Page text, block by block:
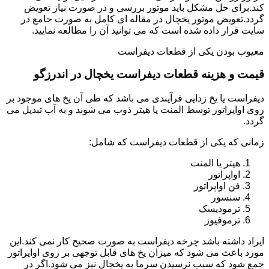
کند.برای حل مشکل باید موتور بررسی و در صورت نیاز تعویض
گردد.تعویض موتور یخچال در مقاله ای کامل به صورت جامع در
سایت قرار داده شده است که می توانید آن را مطالعه نمایید.
معیوب بودن یکی از قطعات دیفراست
قیمت و هزینه قطعات دیفراست یخچال در اندرزگو
دیفراست یا یخ زدایی فرآیندی می باشد که طی آن یخ های موجود بر
روی اواپراتور توسط المنت یا هیتر ذوب می شوند و به آب تبدیل می
گردد.
زمانی که یکی از قطعات دیفراست که شامل:
هیتر یا المنت
اواپراتور
فن اواپراتور
سنسور
ترمودیسک
ترموفیوز
ایراد داشته باشد چرخه دیفراست به صورت صحیح کار نمی کند.این
مورد باعث می شود که میزان یخ های قابل توجهی بر روی اواپراتور
جمع شود که سبب نرسیدن سرما به یخچال نیز می شود.اگر در